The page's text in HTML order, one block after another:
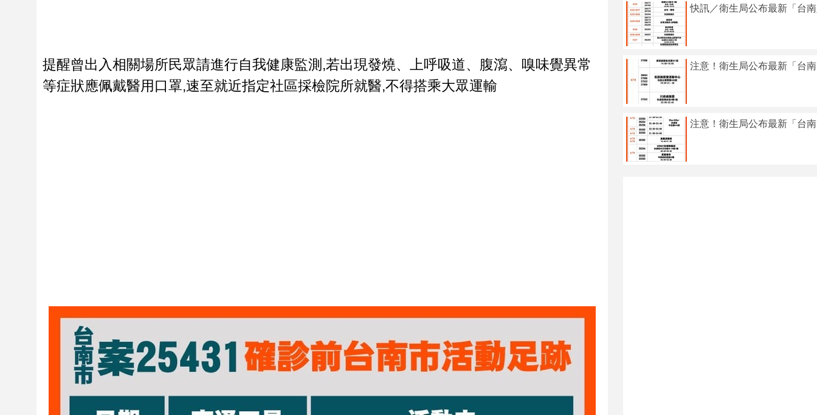
提醒曾出入相關場所民眾請進行自我健康監測,若出現發燒、上呼吸道、腹瀉、嗅味覺異常
等症狀應佩戴醫用口罩,速至就近指定社區採檢院所就醫,不得搭乘大眾運輸
快訊／衛生局公布最新「台
注意！衛生局公布最新「台
注意！衛生局公布最新「台